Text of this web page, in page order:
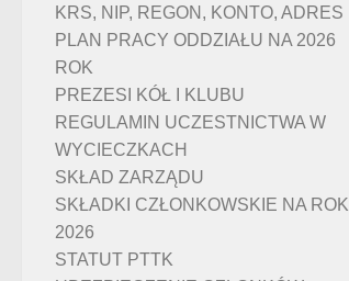
KRS, NIP, REGON, KONTO, ADRES
PLAN PRACY ODDZIAŁU NA 2026
ROK
PREZESI KÓŁ I KLUBU
REGULAMIN UCZESTNICTWA W
WYCIECZKACH
SKŁAD ZARZĄDU
SKŁADKI CZŁONKOWSKIE NA ROK
2026
STATUT PTTK